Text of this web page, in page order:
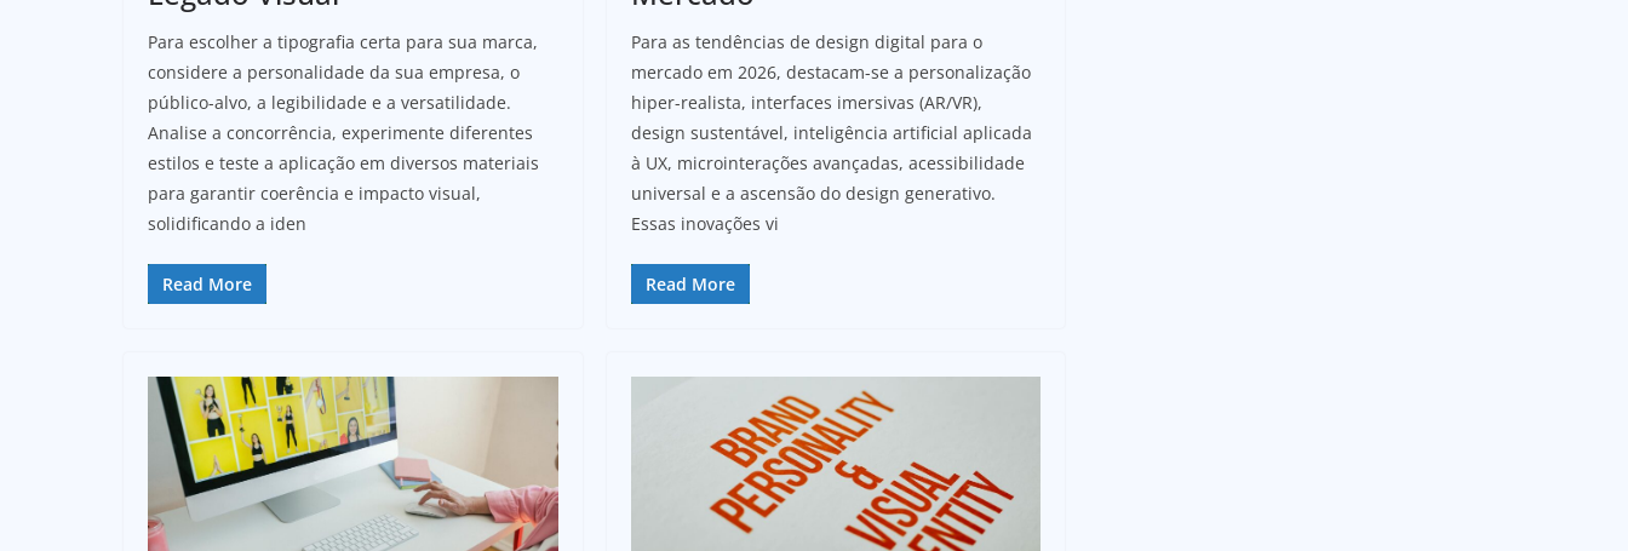
Para escolher a tipografia certa para sua marca,
considere a personalidade da sua empresa, o
público-alvo, a legibilidade e a versatilidade.
Analise a concorrência, experimente diferentes
estilos e teste a aplicação em diversos materiais
para garantir coerência e impacto visual,
solidificando a iden
Read More
Para as tendências de design digital para o
mercado em 2026, destacam-se a personalização
hiper-realista, interfaces imersivas (AR/VR),
design sustentável, inteligência artificial aplicada
à UX, microinterações avançadas, acessibilidade
universal e a ascensão do design generativo.
Essas inovações vi
Read More